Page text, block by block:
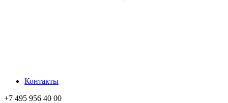
Контакты
+7 495 956 40 00